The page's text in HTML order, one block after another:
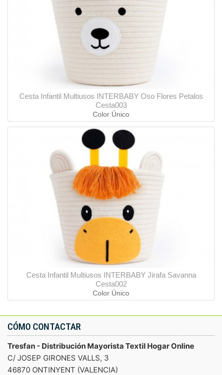
Cesta Infantil Multiusos INTERBABY Oso Flores Petalos
Cesta003
Color Único
Cesta Infantil Multiusos INTERBABY Jirafa Savanna
Cesta002
Color Único
CÓMO CONTACTAR
Tresfan - Distribución Mayorista Textil Hogar Online
C/ JOSEP GIRONES VALLS, 3
46870 ONTINYENT (VALENCIA)